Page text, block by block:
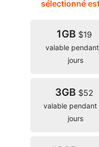
sélectionné
1GB $19
valable
jours
3GB $52
valable pendant
jours